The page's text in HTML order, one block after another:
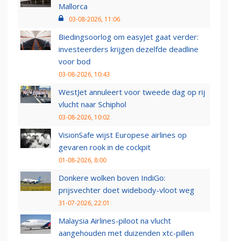
Mallorca
03-08-2026, 11:06
Biedingsoorlog om easyJet gaat verder:
investeerders krijgen dezelfde deadline
voor bod
03-08-2026, 10:43
WestJet annuleert voor tweede dag op rij
vlucht naar Schiphol
03-08-2026, 10:02
VisionSafe wijst Europese airlines op
gevaren rook in de cockpit
01-08-2026, 8:00
Donkere wolken boven IndiGo:
prijsvechter doet widebody-vloot weg
31-07-2026, 22:01
Malaysia Airlines-piloot na vlucht
aangehouden met duizenden xtc-pillen